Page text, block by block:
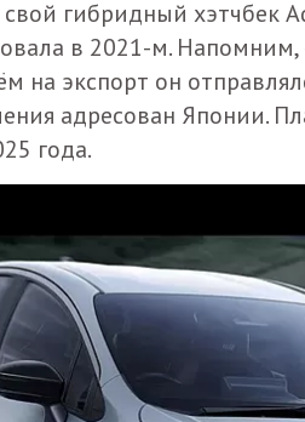
гибридный хэтчбек
в 2021-м. Напомним,
на экспорт он
адресован Японии.
года.